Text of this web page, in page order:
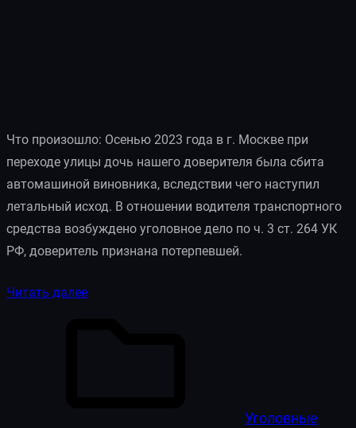
Что произошло: Осенью 2023 года в г. Москве при
переходе улицы дочь нашего доверителя была сбита
автомашиной виновника, вследствии чего наступил
летальный исход. В отношении водителя транспортного
средства возбуждено уголовное дело по ч. 3 ст. 264 УК
РФ, доверитель признана потерпевшей.
Читать далее
Уголовные